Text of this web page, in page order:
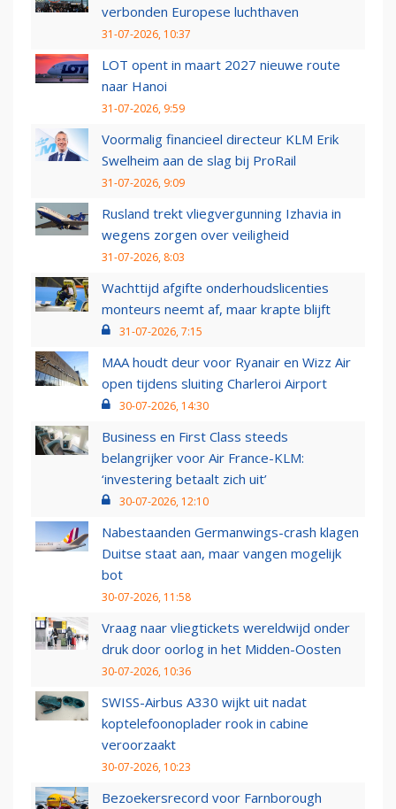
verbonden Europese luchthaven
31-07-2026, 10:37
LOT opent in maart 2027 nieuwe route
naar Hanoi
31-07-2026, 9:59
Voormalig financieel directeur KLM Erik
Swelheim aan de slag bij ProRail
31-07-2026, 9:09
Rusland trekt vliegvergunning Izhavia in
wegens zorgen over veiligheid
31-07-2026, 8:03
Wachttijd afgifte onderhoudslicenties
monteurs neemt af, maar krapte blijft
31-07-2026, 7:15
MAA houdt deur voor Ryanair en Wizz Air
open tijdens sluiting Charleroi Airport
30-07-2026, 14:30
Business en First Class steeds
belangrijker voor Air France-KLM:
‘investering betaalt zich uit’
30-07-2026, 12:10
Nabestaanden Germanwings-crash klagen
Duitse staat aan, maar vangen mogelijk
bot
30-07-2026, 11:58
Vraag naar vliegtickets wereldwijd onder
druk door oorlog in het Midden-Oosten
30-07-2026, 10:36
SWISS-Airbus A330 wijkt uit nadat
koptelefoonoplader rook in cabine
veroorzaakt
30-07-2026, 10:23
Bezoekersrecord voor Farnborough